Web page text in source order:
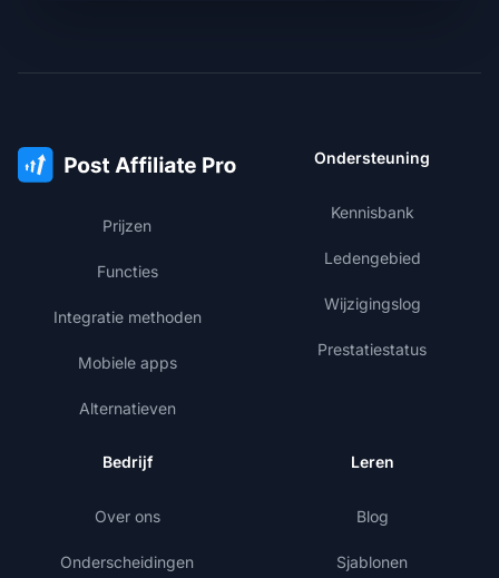
Prijzen
Functies
Integratie methoden
Mobiele apps
Alternatieven
Ondersteuning
Kennisbank
Ledengebied
Wijzigingslog
Prestatiestatus
Bedrijf
Over ons
Onderscheidingen
Leren
Blog
Sjablonen